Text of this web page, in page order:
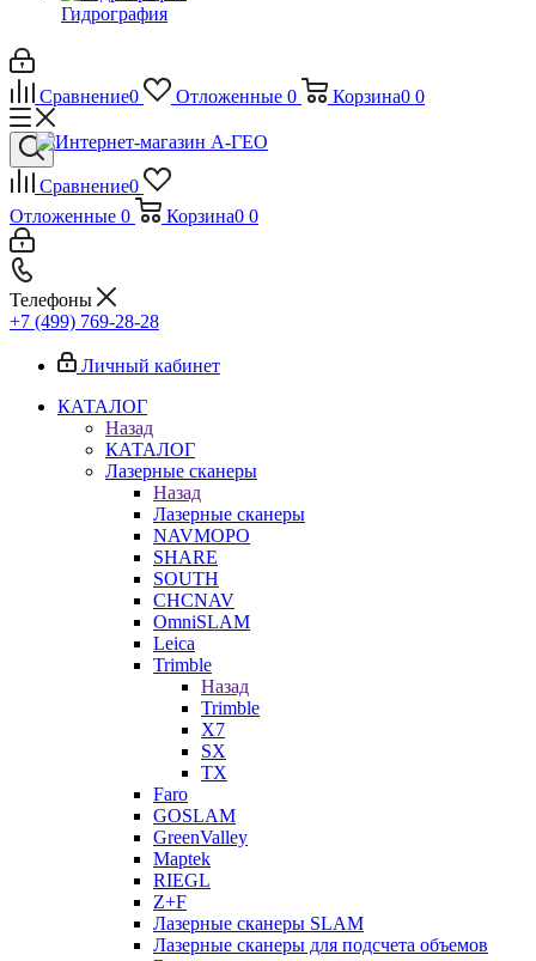
Гидрография
Сравнение0 Отложенные 0 Корзина0 0
Сравнение0
Отложенные 0 Корзина0 0
Телефоны
+7 (499) 769-28-28
Личный кабинет
КАТАЛОГ
Назад
КАТАЛОГ
Лазерные сканеры
Назад
Лазерные сканеры
NAVMOPO
SHARE
SOUTH
CHCNAV
OmniSLAM
Leica
Trimble
Назад
Trimble
X7
SX
TX
Faro
GOSLAM
GreenValley
Maptek
RIEGL
Z+F
Лазерные сканеры SLAM
Лазерные сканеры для подсчета объемов